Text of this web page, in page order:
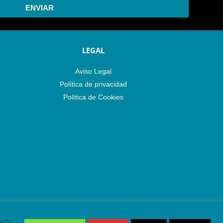
ENVIAR
LEGAL
Aviso Legal
Política de privacidad
Política de Cookies